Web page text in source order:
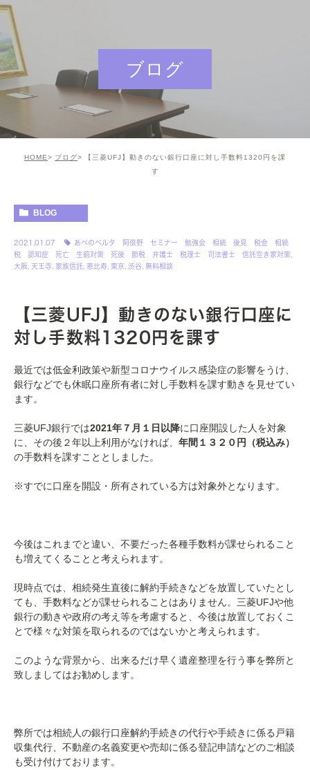
ブログ
HOME ブログ
【三菱UFJ】動きのない銀行口座に対し手数料1320円を課
す
BLOG
2021.01.07
あべのベルタ 阿倍野 セミナー 勉強会 相続 後見 税金 相続
税 認知症 死亡 生前対策 死後 節税 弁護士 税理士 司法書士 信託空き家対策
大阪 天王寺 家族信託 恵比寿 東京 渋谷 無料相談
【三菱UFJ】動きのない銀行口座に
対し手数料1320円を課す
最近では低金利政策や新型コロナウイルス感染症の影響をうけ、
銀行などでも休眠口座所有者に対し手数料を課す動きを見せてい
ます。
三菱UFJ銀行では2021年７月１日以降に口座開設した人を対象
に、その後２年以上利用がなければ、 年間１３２０円（税込み）
の手数料を課すこととしました。
※すでに口座を開設・所有されている方は対象外となります。
今後はこれまでと違い、不要だった各種手数料が課せられること
も増えてくることと考えられます。
現時点では、相続発生直後に解約手続きなどを放置していたとし
ても、手数料などが課せられることはありません。三菱UFJや他
銀行の動きや政府の考え等を考慮すると、今後は放置しておくこ
とで様々な対策を取られるのではないかと考えられます。
このような背景から、出来るだけ早く遺産整理を行う事を弊所と
致しましてはお勧めします。
弊所では相続人の銀行口座解約手続きの代行や手続きに係る戸籍
収集代行、不動産の名義変更や売却に係る登記申請などのご相談
も受け付けております。